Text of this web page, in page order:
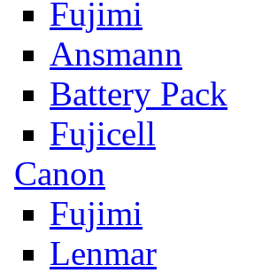
Fujimi
Ansmann
Battery Pack
Fujicell
Canon
Fujimi
Lenmar